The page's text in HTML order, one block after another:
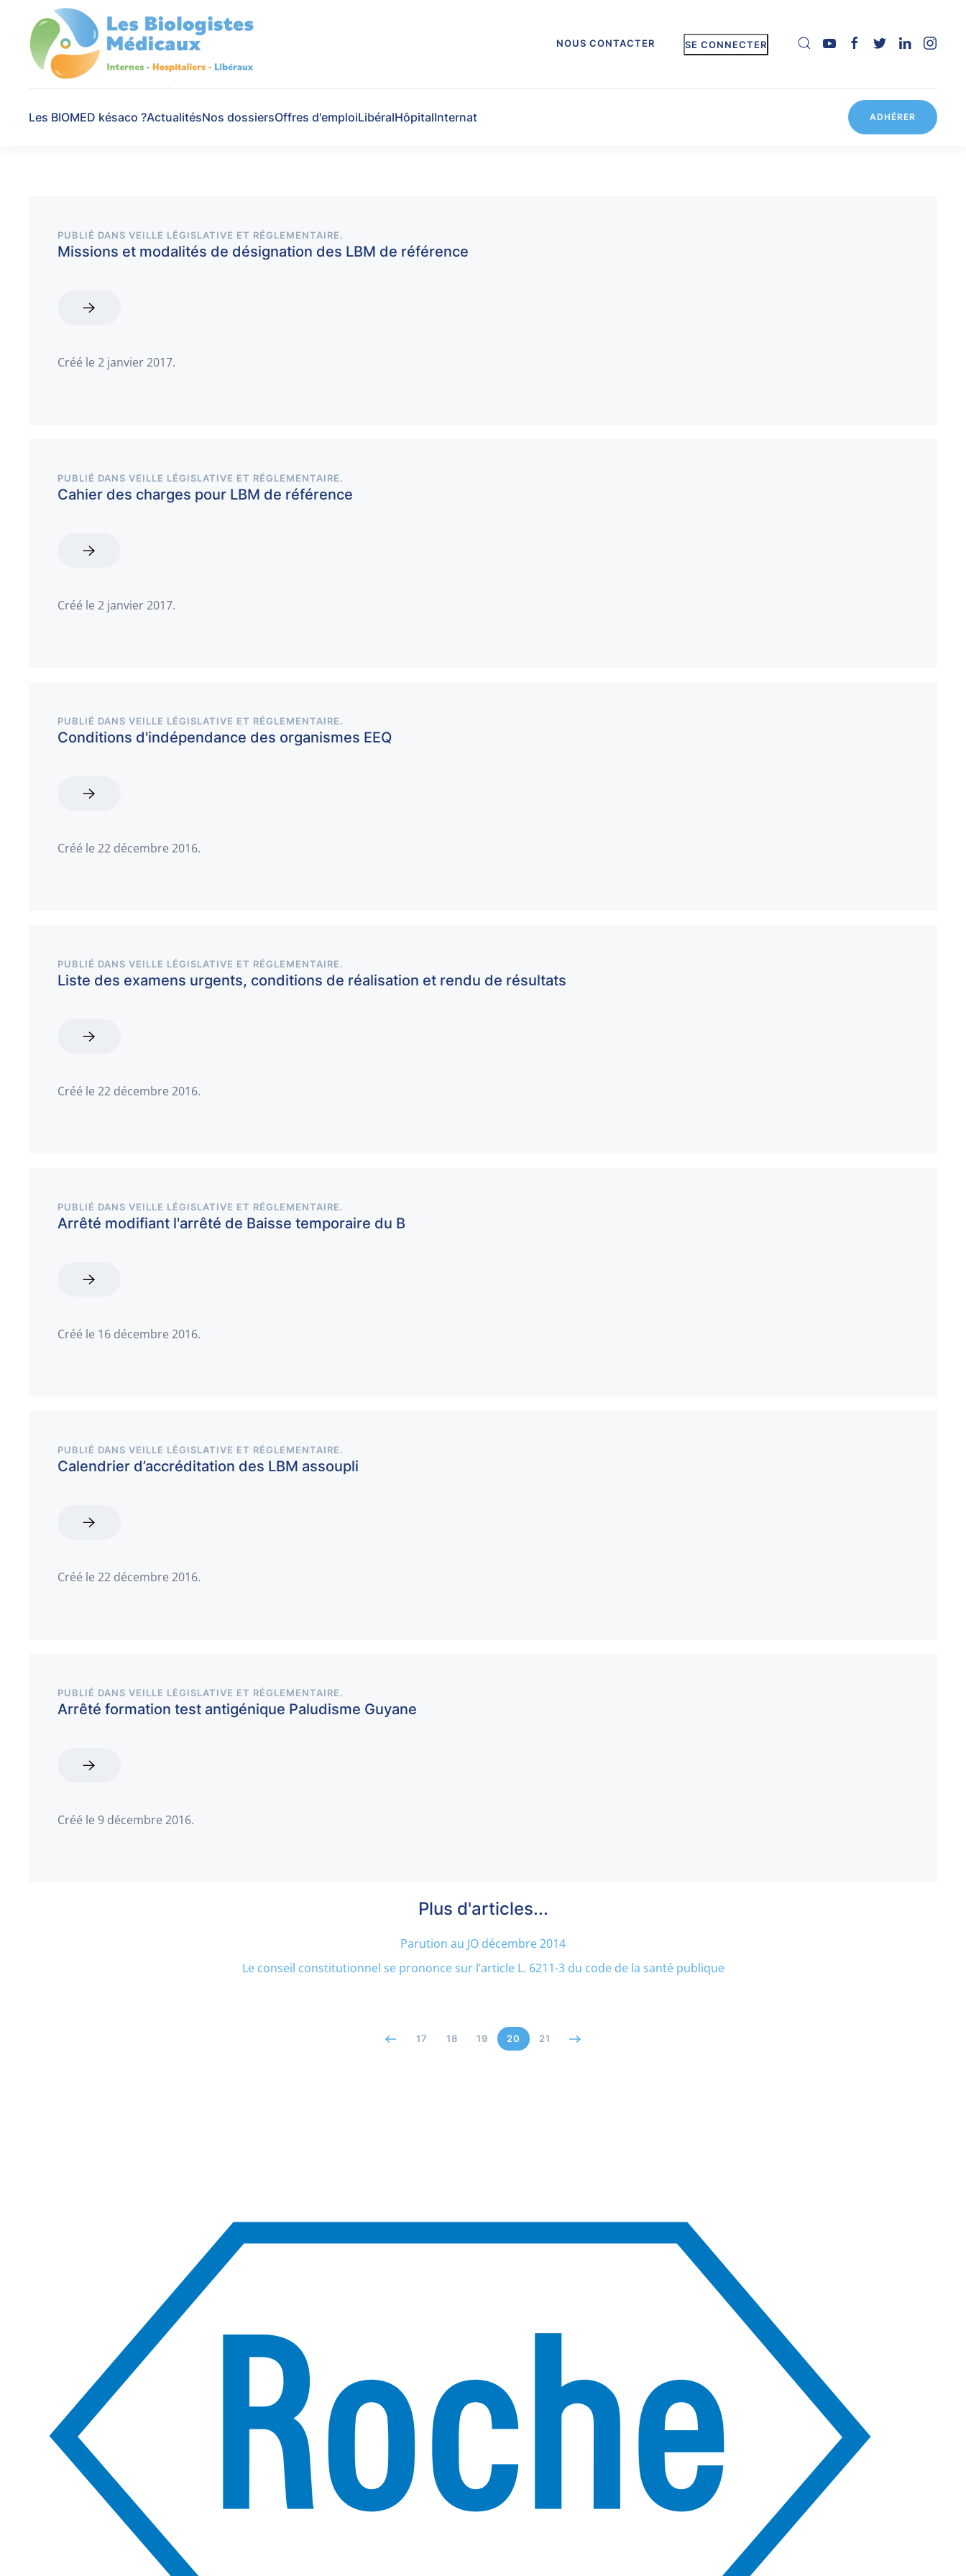
Skip to main content NOUS CONTACTER SE CONNECTER
Les BIOMED késaco ?ActualitésNos dossiersOffres d'emploiLibéralHôpitalInternat ADHÉRER
PUBLIÉ DANS VEILLE LÉGISLATIVE ET RÉGLEMENTAIRE.
Missions et modalités de désignation des LBM de référence
Créé le 2 janvier 2017.
PUBLIÉ DANS VEILLE LÉGISLATIVE ET RÉGLEMENTAIRE.
Cahier des charges pour LBM de référence
Créé le 2 janvier 2017.
PUBLIÉ DANS VEILLE LÉGISLATIVE ET RÉGLEMENTAIRE.
Conditions d'indépendance des organismes EEQ
Créé le 22 décembre 2016.
PUBLIÉ DANS VEILLE LÉGISLATIVE ET RÉGLEMENTAIRE.
Liste des examens urgents, conditions de réalisation et rendu de résultats
Créé le 22 décembre 2016.
PUBLIÉ DANS VEILLE LÉGISLATIVE ET RÉGLEMENTAIRE.
Arrêté modifiant l'arrêté de Baisse temporaire du B
Créé le 16 décembre 2016.
PUBLIÉ DANS VEILLE LÉGISLATIVE ET RÉGLEMENTAIRE.
Calendrier d’accréditation des LBM assoupli
Créé le 22 décembre 2016.
PUBLIÉ DANS VEILLE LÉGISLATIVE ET RÉGLEMENTAIRE.
Arrêté formation test antigénique Paludisme Guyane
Créé le 9 décembre 2016.
Plus d'articles...
Parution au JO décembre 2014
Le conseil constitutionnel se prononce sur l’article L. 6211-3 du code de la santé publique
17 18 19 20 21